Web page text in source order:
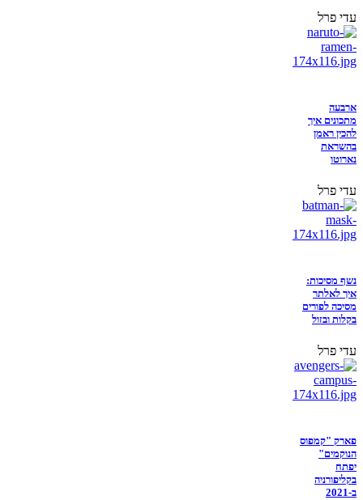
עדי פרל
ארבעה
מתכונים איך
להכין ראמן
בהשראת
נארוטו
עדי פרל
נשף מסיכות:
איך לאלתר
מסיכה לפורים
בקלות ובזול
עדי פרל
פארק "קמפוס
הנוקמים"
יפתח
בקליפורניה
ב-2021